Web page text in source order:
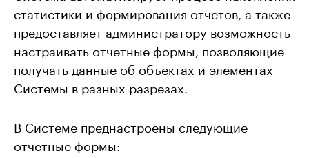
статистики и формирования отчетов, а также
предоставляет администратору возможность
настраивать отчетные формы, позволяющие
получать данные об объектах и элементах
Системы в разных разрезах.
В Системе преднастроены следующие
отчетные формы: